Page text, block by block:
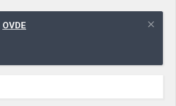
OVDE